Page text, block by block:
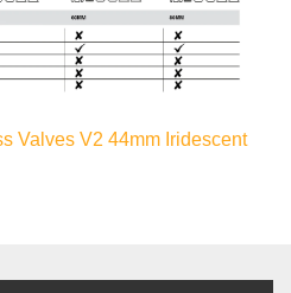
Valves V2 44mm Iridescent